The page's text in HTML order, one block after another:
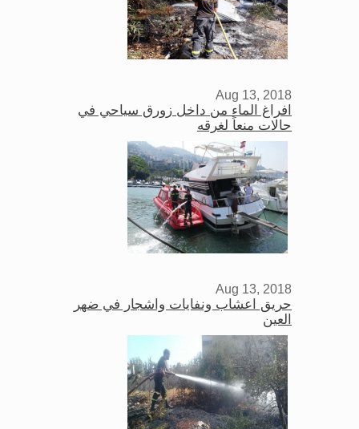
Aug 13, 2018
افراغ الماء من داخل زورق سياحي في
حالات منعاً لغرقه
Aug 13, 2018
حريق اعشاب ونفايات واشجار في ضهر
العين